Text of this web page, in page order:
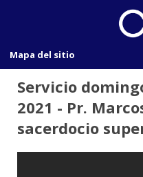
Servicio
2021 - Pr.
sacerdocio